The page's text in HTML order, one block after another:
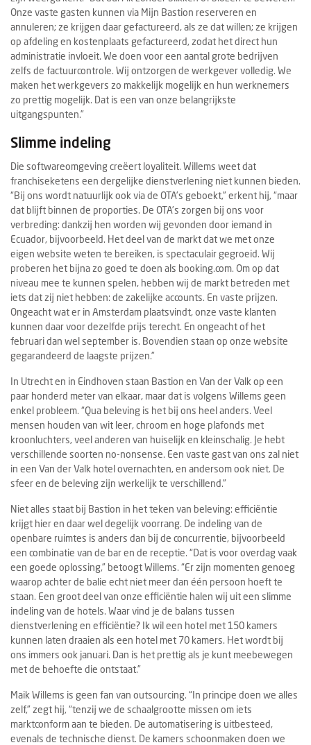
Onze vaste gasten kunnen via Mijn Bastion reserveren en
annuleren; ze krijgen daar gefactureerd, als ze dat willen; ze krijgen
op afdeling en kostenplaats gefactureerd, zodat het direct hun
administratie invloeit. We doen voor een aantal grote bedrijven
zelfs de factuurcontrole. Wij ontzorgen de werkgever volledig. We
maken het werkgevers zo makkelijk mogelijk en hun werknemers
zo prettig mogelijk. Dat is een van onze belangrijkste
uitgangspunten.”
Slimme indeling
Die softwareomgeving creëert loyaliteit. Willems weet dat
franchiseketens een dergelijke dienstverlening niet kunnen bieden.
“Bij ons wordt natuurlijk ook via de OTA’s geboekt,” erkent hij, “maar
dat blijft binnen de proporties. De OTA’s zorgen bij ons voor
verbreding: dankzij hen worden wij gevonden door iemand in
Ecuador, bijvoorbeeld. Het deel van de markt dat we met onze
eigen website weten te bereiken, is spectaculair gegroeid. Wij
proberen het bijna zo goed te doen als booking.com. Om op dat
niveau mee te kunnen spelen, hebben wij de markt betreden met
iets dat zij niet hebben: de zakelijke accounts. En vaste prijzen.
Ongeacht wat er in Amsterdam plaatsvindt, onze vaste klanten
kunnen daar voor dezelfde prijs terecht. En ongeacht of het
februari dan wel september is. Bovendien staan op onze website
gegarandeerd de laagste prijzen.”
In Utrecht en in Eindhoven staan Bastion en Van der Valk op een
paar honderd meter van elkaar, maar dat is volgens Willems geen
enkel probleem. “Qua beleving is het bij ons heel anders. Veel
mensen houden van wit leer, chroom en hoge plafonds met
kroonluchters, veel anderen van huiselijk en kleinschalig. Je hebt
verschillende soorten no-nonsense. Een vaste gast van ons zal niet
in een Van der Valk hotel overnachten, en andersom ook niet. De
sfeer en de beleving zijn werkelijk te verschillend.”
Niet alles staat bij Bastion in het teken van beleving: efficiëntie
krijgt hier en daar wel degelijk voorrang. De indeling van de
openbare ruimtes is anders dan bij de concurrentie, bijvoorbeeld
een combinatie van de bar en de receptie. “Dat is voor overdag vaak
een goede oplossing,” betoogt Willems. “Er zijn momenten genoeg
waarop achter de balie echt niet meer dan één persoon hoeft te
staan. Een groot deel van onze efficiëntie halen wij uit een slimme
indeling van de hotels. Waar vind je de balans tussen
dienstverlening en efficiëntie? Ik wil een hotel met 150 kamers
kunnen laten draaien als een hotel met 70 kamers. Het wordt bij
ons immers ook januari. Dan is het prettig als je kunt meebewegen
met de behoefte die ontstaat.”
Maik Willems is geen fan van outsourcing. “In principe doen we alles
zelf,” zegt hij, “tenzij we de schaalgrootte missen om iets
marktconform aan te bieden. De automatisering is uitbesteed,
evenals de technische dienst. De kamers schoonmaken doen we